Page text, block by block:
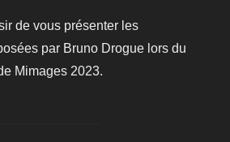
de vous présenter les
par Bruno Drogue lors du
Mimages 2023.